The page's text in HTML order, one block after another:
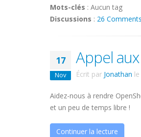
Mots-clés : Aucun tag
Discussions : 26 Comments
17
Nov
Appel
Écrit par Jonathan le
Aidez-nous à rendre
et un peu de temps libre !
Continuer la lecture